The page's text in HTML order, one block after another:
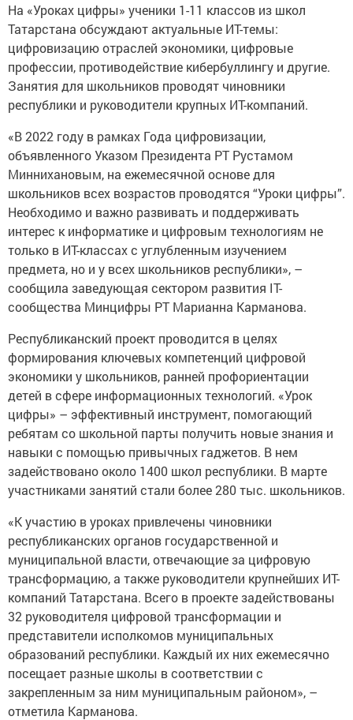
На «Уроках цифры» ученики 1-11 классов из школ
Татарстана обсуждают актуальные ИТ-темы:
цифровизацию отраслей экономики, цифровые
профессии, противодействие кибербуллингу и другие.
Занятия для школьников проводят чиновники
республики и руководители крупных ИТ-компаний.
«В 2022 году в рамках Года цифровизации,
объявленного Указом Президента РТ Рустамом
Миннихановым, на ежемесячной основе для
школьников всех возрастов проводятся “Уроки цифры”.
Необходимо и важно развивать и поддерживать
интерес к информатике и цифровым технологиям не
только в ИТ-классах с углубленным изучением
предмета, но и у всех школьников республики», –
сообщила заведующая сектором развития IT-
сообщества Минцифры РТ Марианна Карманова.
Республиканский проект проводится в целях
формирования ключевых компетенций цифровой
экономики у школьников, ранней профориентации
детей в сфере информационных технологий. «Урок
цифры» – эффективный инструмент, помогающий
ребятам со школьной парты получить новые знания и
навыки с помощью привычных гаджетов. В нем
задействовано около 1400 школ республики. В марте
участниками занятий стали более 280 тыс. школьников.
«К участию в уроках привлечены чиновники
республиканских органов государственной и
муниципальной власти, отвечающие за цифровую
трансформацию, а также руководители крупнейших ИТ-
компаний Татарстана. Всего в проекте задействованы
32 руководителя цифровой трансформации и
представители исполкомов муниципальных
образований республики. Каждый их них ежемесячно
посещает разные школы в соответствии с
закрепленным за ним муниципальным районом», –
отметила Карманова.